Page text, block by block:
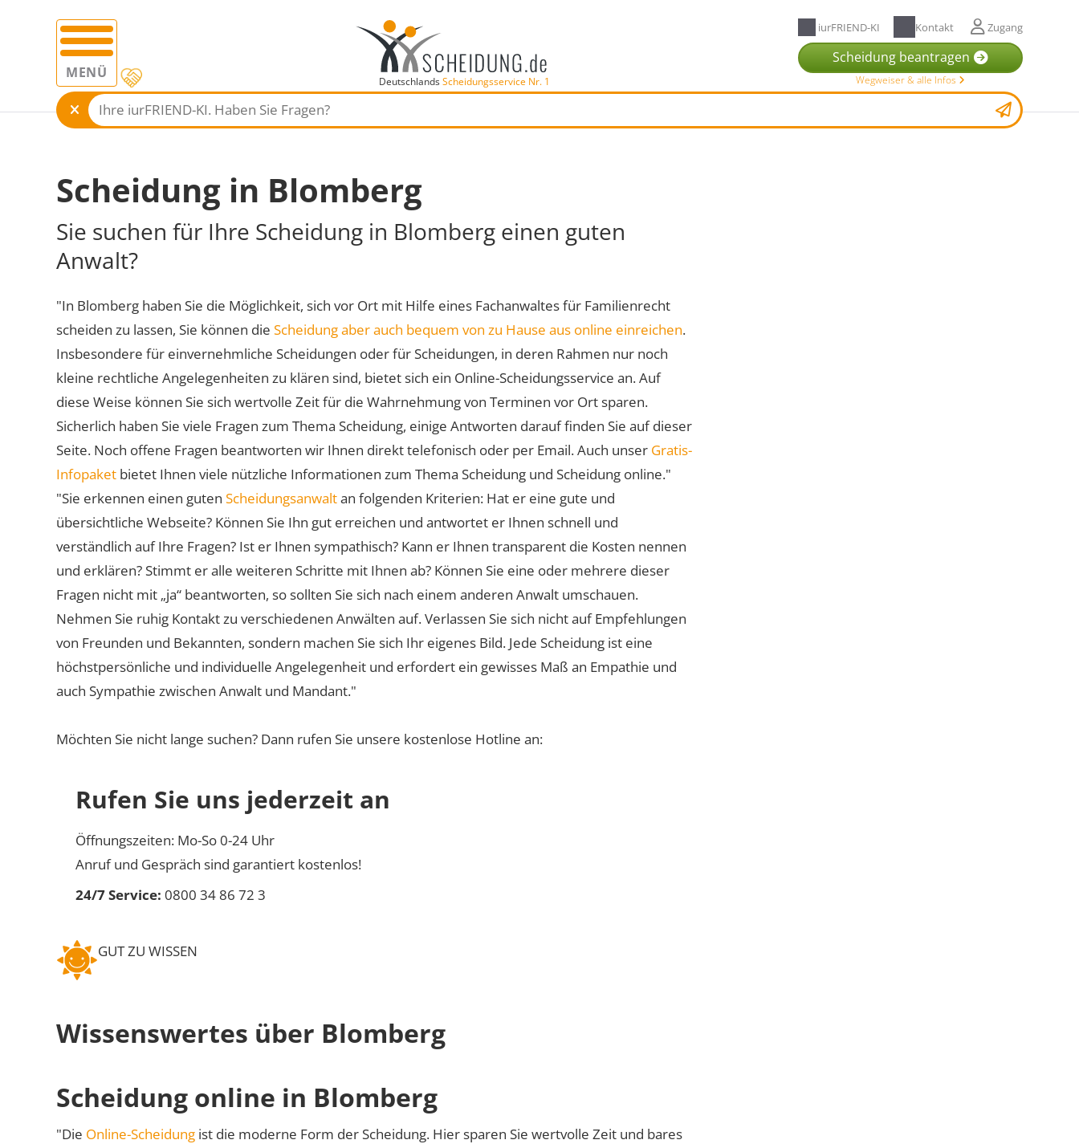
MENÜ DeutschlandsScheidungsservice Nr. 1
iurFRIEND-KI Kontakt Zugang
Scheidung beantragen
Wegweiser & alle Infos
Scheidung in Blomberg
Sie suchen für Ihre Scheidung in Blomberg einen guten
Anwalt?
"In Blomberg haben Sie die Möglichkeit, sich vor Ort mit Hilfe eines Fachanwaltes für Familienrecht
scheiden zu lassen, Sie können die Scheidung aber auch bequem von zu Hause aus online einreichen.
Insbesondere für einvernehmliche Scheidungen oder für Scheidungen, in deren Rahmen nur noch
kleine rechtliche Angelegenheiten zu klären sind, bietet sich ein Online-Scheidungsservice an. Auf
diese Weise können Sie sich wertvolle Zeit für die Wahrnehmung von Terminen vor Ort sparen.
Sicherlich haben Sie viele Fragen zum Thema Scheidung, einige Antworten darauf finden Sie auf dieser
Seite. Noch offene Fragen beantworten wir Ihnen direkt telefonisch oder per Email. Auch unser Gratis-
Infopaket bietet Ihnen viele nützliche Informationen zum Thema Scheidung und Scheidung online."
"Sie erkennen einen guten Scheidungsanwaltan folgenden Kriterien: Hat er eine gute und
übersichtliche Webseite? Können Sie Ihn gut erreichen und antwortet er Ihnen schnell und
verständlich auf Ihre Fragen? Ist er Ihnen sympathisch? Kann er Ihnen transparent die Kosten nennen
und erklären? Stimmt er alle weiteren Schritte mit Ihnen ab? Können Sie eine oder mehrere dieser
Fragen nicht mit „ja“ beantworten, so sollten Sie sich nach einem anderen Anwalt umschauen.
Nehmen Sie ruhig Kontakt zu verschiedenen Anwälten auf. Verlassen Sie sich nicht auf Empfehlungen
von Freunden und Bekannten, sondern machen Sie sich Ihr eigenes Bild. Jede Scheidung ist eine
höchstpersönliche und individuelle Angelegenheit und erfordert ein gewisses Maß an Empathie und
auch Sympathie zwischen Anwalt und Mandant."
Möchten Sie nicht lange suchen? Dann rufen Sie unsere kostenlose Hotline an:
Rufen Sie uns jederzeit an
Öffnungszeiten: Mo-So 0-24 Uhr
Anruf und Gespräch sind garantiert kostenlos!
24/7 Service: 0800 34 86 72 3
GUT ZU WISSEN
Wissenswertes über Blomberg
Scheidung online in Blomberg
"Die Online-Scheidung ist die moderne Form der Scheidung. Hier sparen Sie wertvolle Zeit und bares